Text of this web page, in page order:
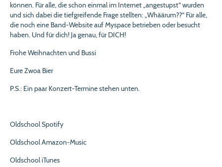
können. Für alle, die schon einmal im Internet „angestupst“ wurden
und sich dabei die tiefgreifende Frage stellten: „Whäärum??“ Für alle,
die noch eine Band-Website auf Myspace betrieben oder besucht
haben. Und für dich! Ja genau, für DICH!
Frohe Weihnachten und Bussi
Eure Zwoa Bier
P.S.: Ein paar Konzert-Termine stehen unten.
Oldschool Spotify
Oldschool Amazon-Music
Oldschool iTunes